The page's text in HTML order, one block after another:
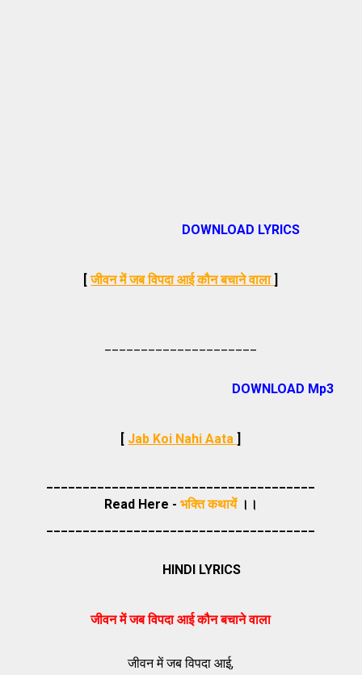
DOWNLOAD LYRICS
[जीवन में जब विपदा आई कौन बचाने वाला ]
DOWNLOAD Mp3
[ Jab Koi Nahi Aata ]
Read Here - भक्ति कथायें।।
HINDI LYRICS
जीवन में जब विपदा आई कौन बचाने वाला
जीवन में जब विपदा आई,